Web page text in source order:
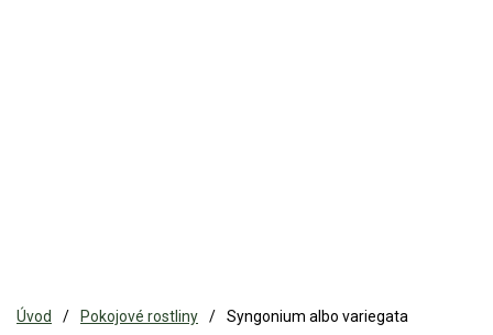
Úvod Pokojové rostliny Syngonium albo variegata